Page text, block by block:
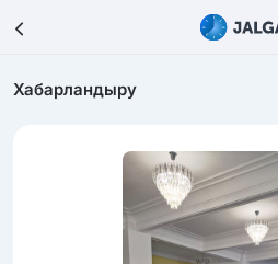
Хабарландыру